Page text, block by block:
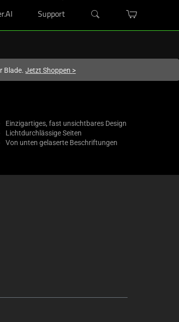
Support
Blade.Jetzt Shoppen >
Einzigartiges, fast unsichtbares Design
Lichtdurchlässige Seiten
Von unten gelaserte Beschriftungen